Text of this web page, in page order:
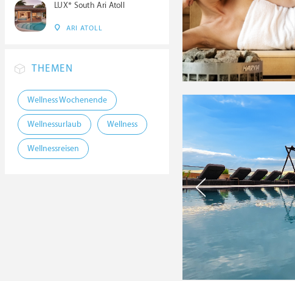
LUX* South Ari Atoll
ARI ATOLL
THEMEN
Wellness Wochenende
Wellnessurlaub Wellness
Wellnessreisen